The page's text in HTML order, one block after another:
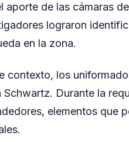
aporte de las cámaras
lograron
en la zona.
contexto, los
Schwartz. Durante la
elementos que